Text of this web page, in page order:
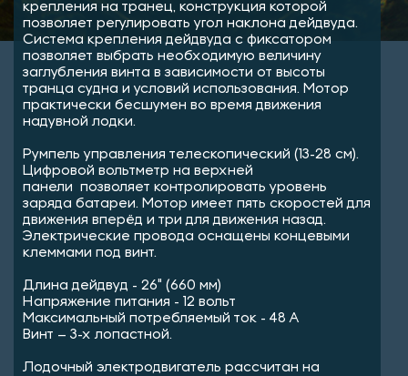
крепления на транец, конструкция которой
позволяет регулировать угол наклона дейдвуда.
Система крепления дейдвуда с фиксатором
позволяет выбрать необходимую величину
заглубления винта в зависимости от высоты
транца судна и условий использования. Мотор
практически бесшумен во время движения
надувной лодки.
Румпель управления телескопический (13-28 см).
Цифровой вольтметр на верхней
панели позволяет контролировать уровень
заряда батареи. Мотор имеет пять скоростей для
движения вперёд и три для движения назад.
Электрические провода оснащены концевыми
клеммами под винт.
Длина дейдвуд - 26" (660 мм)
Напряжение питания - 12 вольт
Максимальный потребляемый ток - 48 A
Винт – 3-х лопастной.
Лодочный электродвигатель рассчитан на